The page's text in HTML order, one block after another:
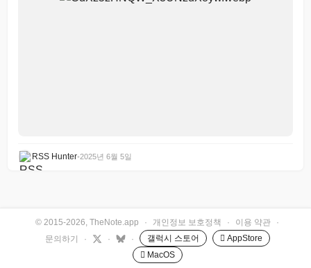
RSS Hunter•2025년 6월 5일
© 2015-2026, TheNote.app · 개인정보 보호정책 · 이용 약관
·
문의하기
· · · 갤럭시 스토어
 AppStore
 MacOS